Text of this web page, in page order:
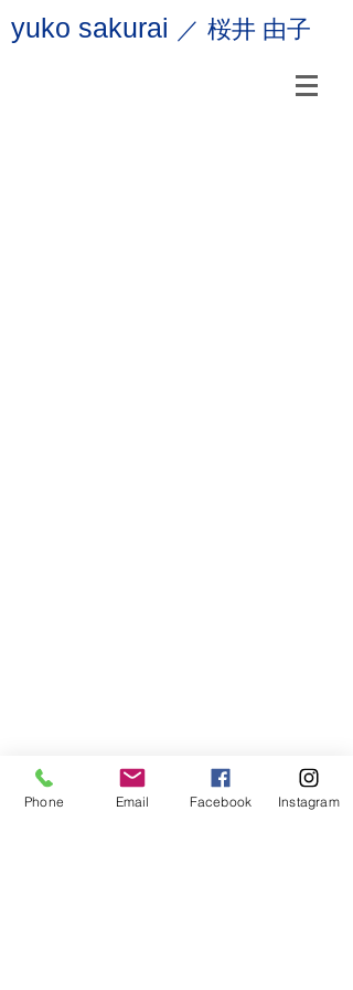
yuko sakurai ／ 桜井 由子
Phone Email Facebook Instagram